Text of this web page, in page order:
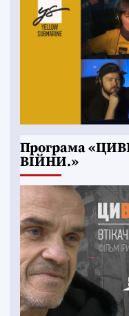
Програма
ВІЙНИ.»